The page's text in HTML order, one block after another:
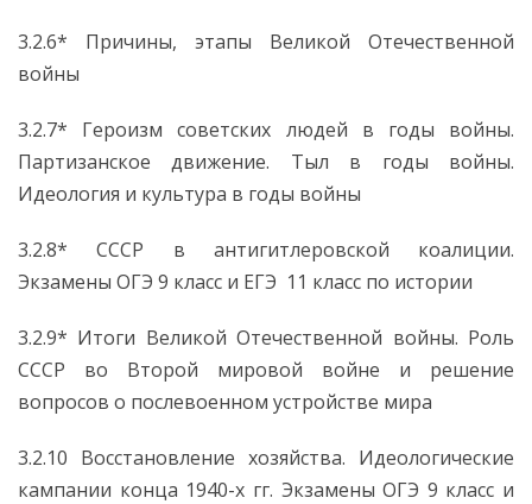
3.2.6* Причины, этапы Великой Отечественной
войны
3.2.7* Героизм советских людей в годы войны.
Партизанское движение. Тыл в годы войны.
Идеология и культура в годы войны
3.2.8* СССР в антигитлеровской коалиции.
Экзамены ОГЭ 9 класс и ЕГЭ 11 класс по истории
3.2.9* Итоги Великой Отечественной войны. Роль
СССР во Второй мировой войне и решение
вопросов о послевоенном устройстве мира
3.2.10 Восстановление хозяйства. Идеологические
кампании конца 1940-х гг. Экзамены ОГЭ 9 класс и